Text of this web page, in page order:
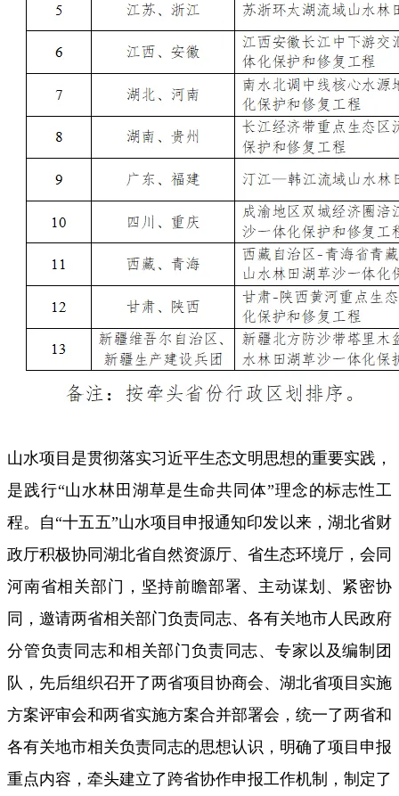
山水项目是贯彻落实习近平生态文明思想的重要实践，
是践行“山水林田湖草是生命共同体”理念的标志性工
程。自“十五五”山水项目申报通知印发以来，湖北省财
政厅积极协同湖北省自然资源厅、省生态环境厅，会同
河南省相关部门，坚持前瞻部署、主动谋划、紧密协
同，邀请两省相关部门负责同志、各有关地市人民政府
分管负责同志和相关部门负责同志、专家以及编制团
队，先后组织召开了两省项目协商会、湖北省项目实施
方案评审会和两省实施方案合并部署会，统一了两省和
各有关地市相关负责同志的思想认识，明确了项目申报
重点内容，牵头建立了跨省协作申报工作机制，制定了